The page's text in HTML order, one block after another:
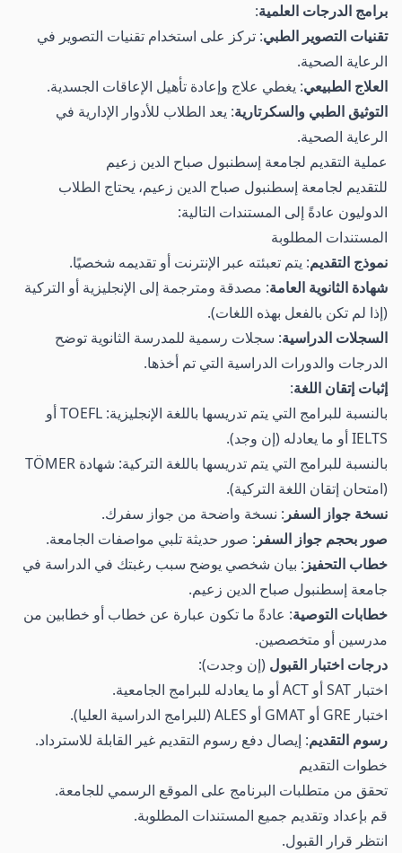
برامج الدرجات العلمية:
تقنيات التصوير الطبي: تركز على استخدام تقنيات التصوير في
الرعاية الصحية.
العلاج الطبيعي: يغطي علاج وإعادة تأهيل الإعاقات الجسدية.
التوثيق الطبي والسكرتارية: يعد الطلاب للأدوار الإدارية في
الرعاية الصحية.
عملية التقديم لجامعة إسطنبول صباح الدين زعيم
للتقديم لجامعة إسطنبول صباح الدين زعيم، يحتاج الطلاب
الدوليون عادةً إلى المستندات التالية:
المستندات المطلوبة
نموذج التقديم: يتم تعبئته عبر الإنترنت أو تقديمه شخصيًا.
شهادة الثانوية العامة: مصدقة ومترجمة إلى الإنجليزية أو التركية
(إذا لم تكن بالفعل بهذه اللغات).
السجلات الدراسية: سجلات رسمية للمدرسة الثانوية توضح
الدرجات والدورات الدراسية التي تم أخذها.
إثبات إتقان اللغة:
بالنسبة للبرامج التي يتم تدريسها باللغة الإنجليزية: TOEFL أو
IELTS أو ما يعادله (إن وجد).
بالنسبة للبرامج التي يتم تدريسها باللغة التركية: شهادة TÖMER
(امتحان إتقان اللغة التركية).
نسخة جواز السفر : نسخة واضحة من جواز سفرك.
صور بحجم جواز السفر : صور حديثة تلبي مواصفات الجامعة.
خطاب التحفيز : بيان شخصي يوضح سبب رغبتك في الدراسة في
جامعة إسطنبول صباح الدين زعيم.
خطابات التوصية: عادةً ما تكون عبارة عن خطاب أو خطابين من
مدرسين أو متخصصين.
درجات اختبار القبول (إن وجدت):
اختبار SAT أو ACT أو ما يعادله للبرامج الجامعية.
اختبار GRE أو GMAT أو ALES (للبرامج الدراسية العليا).
رسوم التقديم: إيصال دفع رسوم التقديم غير القابلة للاسترداد.
خطوات التقديم
تحقق من متطلبات البرنامج على الموقع الرسمي للجامعة.
قم بإعداد وتقديم جميع المستندات المطلوبة.
انتظر قرار القبول.